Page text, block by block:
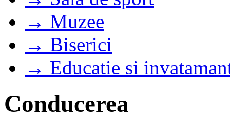
→ Muzee
→ Biserici
→ Educatie si
Conducerea